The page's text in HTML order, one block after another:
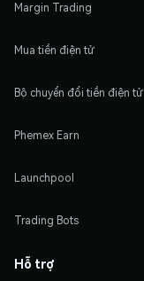
Margin Trading
Mua tiền điện tử
Bộ chuyển đổi tiền điện tử
Phemex Earn
Launchpool
Trading Bots
Hỗ trợ